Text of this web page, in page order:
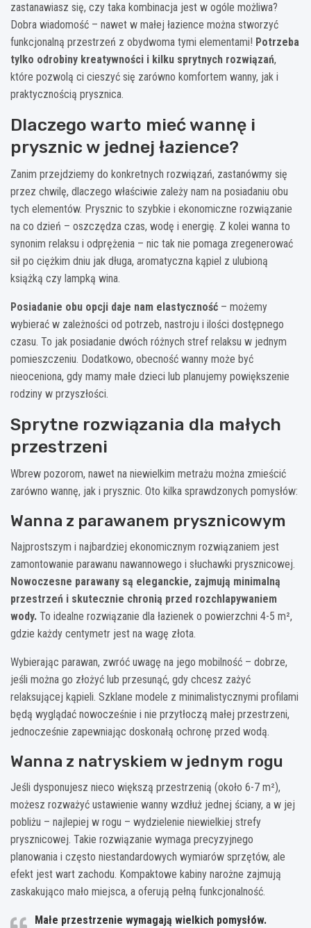
zastanawiasz się, czy taka kombinacja jest w ogóle możliwa?
Dobra wiadomość – nawet w małej łazience można stworzyć
funkcjonalną przestrzeń z obydwoma tymi elementami! Potrzeba
tylko odrobiny kreatywności i kilku sprytnych rozwiązań,
które pozwolą ci cieszyć się zarówno komfortem wanny, jak i
praktycznością prysznica.
Dlaczego warto mieć wannę i
prysznic w jednej łazience?
Zanim przejdziemy do konkretnych rozwiązań, zastanówmy się
przez chwilę, dlaczego właściwie zależy nam na posiadaniu obu
tych elementów. Prysznic to szybkie i ekonomiczne rozwiązanie
na co dzień – oszczędza czas, wodę i energię. Z kolei wanna to
synonim relaksu i odprężenia – nic tak nie pomaga zregenerować
sił po ciężkim dniu jak długa, aromatyczna kąpiel z ulubioną
książką czy lampką wina.
Posiadanie obu opcji daje nam elastyczność – możemy
wybierać w zależności od potrzeb, nastroju i ilości dostępnego
czasu. To jak posiadanie dwóch różnych stref relaksu w jednym
pomieszczeniu. Dodatkowo, obecność wanny może być
nieoceniona, gdy mamy małe dzieci lub planujemy powiększenie
rodziny w przyszłości.
Sprytne rozwiązania dla małych
przestrzeni
Wbrew pozorom, nawet na niewielkim metrażu można zmieścić
zarówno wannę, jak i prysznic. Oto kilka sprawdzonych pomysłów:
Wanna z parawanem prysznicowym
Najprostszym i najbardziej ekonomicznym rozwiązaniem jest
zamontowanie parawanu nawannowego i słuchawki prysznicowej.
Nowoczesne parawany są eleganckie, zajmują minimalną
przestrzeń i skutecznie chronią przed rozchlapywaniem
wody. To idealne rozwiązanie dla łazienek o powierzchni 4-5 m²,
gdzie każdy centymetr jest na wagę złota.
Wybierając parawan, zwróć uwagę na jego mobilność – dobrze,
jeśli można go złożyć lub przesunąć, gdy chcesz zażyć
relaksującej kąpieli. Szklane modele z minimalistycznymi profilami
będą wyglądać nowocześnie i nie przytłoczą małej przestrzeni,
jednocześnie zapewniając doskonałą ochronę przed wodą.
Wanna z natryskiem w jednym rogu
Jeśli dysponujesz nieco większą przestrzenią (około 6-7 m²),
możesz rozważyć ustawienie wanny wzdłuż jednej ściany, a w jej
pobliżu – najlepiej w rogu – wydzielenie niewielkiej strefy
prysznicowej. Takie rozwiązanie wymaga precyzyjnego
planowania i często niestandardowych wymiarów sprzętów, ale
efekt jest wart zachodu. Kompaktowe kabiny narożne zajmują
zaskakująco mało miejsca, a oferują pełną funkcjonalność.
Małe przestrzenie wymagają wielkich pomysłów.